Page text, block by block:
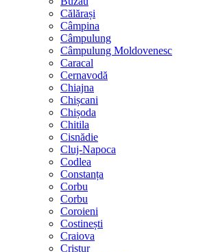
Călărași
Câmpina
Câmpulung
Câmpulung Moldovenesc
Caracal
Cernavodă
Chiajna
Chișcani
Chișoda
Chitila
Cisnădie
Cluj-Napoca
Codlea
Constanța
Corbu
Corbu
Coroieni
Costinești
Craiova
Cristur